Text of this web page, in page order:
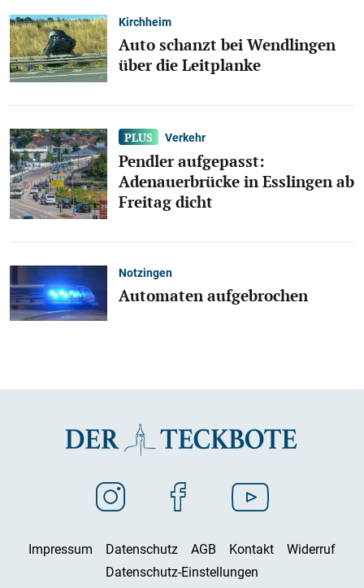
Kirchheim
Auto schanzt bei Wendlingen
über die Leitplanke
Verkehr
Pendler aufgepasst:
Adenauerbrücke in Esslingen ab
Freitag dicht
Notzingen
Automaten aufgebrochen
Impressum Datenschutz AGB Kontakt
Widerruf
Datenschutz-Einstellungen